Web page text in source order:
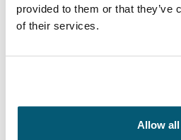
provided to them or that they’ve
of their services.
Allow all
Farbakzente verleihen dieser